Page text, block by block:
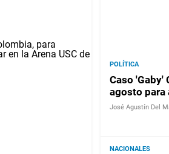
POLÍTICA
Caso 'Gaby'
agosto para
José Agustín Del
NACIONALES